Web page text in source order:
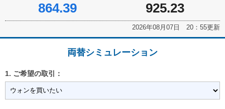
864.39 925.23
2026年08月07日 20：55更新
両替シミュレーション
1. ご希望の取引：